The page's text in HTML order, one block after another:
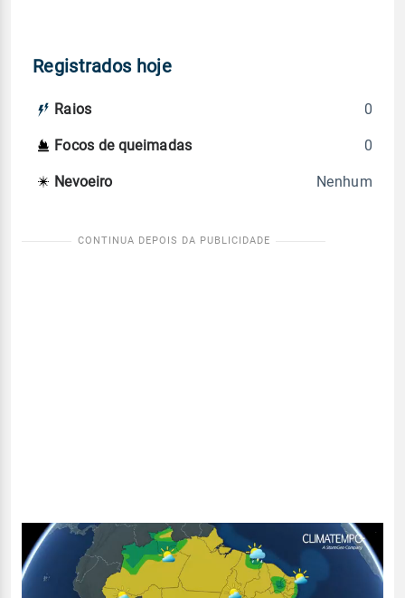
Registrados hoje
Raios 0
Focos de queimadas 0
Nevoeiro Nenhum